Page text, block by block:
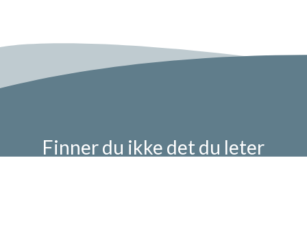
Finner du ikke det du leter